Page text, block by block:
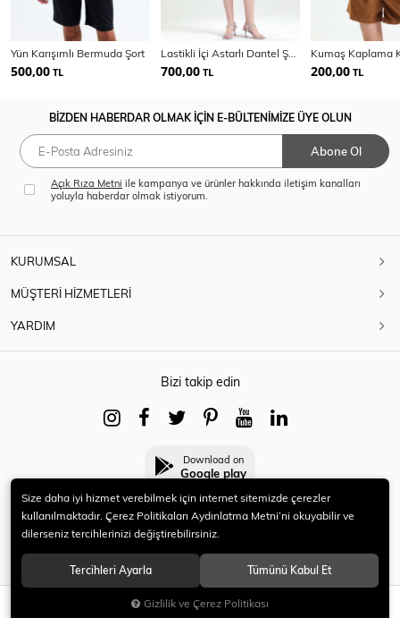
SEPETE EKLE
Yün Karışımlı Bermuda Şort
500,00 TL 700,00 TL 200,00 TL
BİZDEN HABERDAR OLMAK İÇİN E-BÜLTENİMİZE ÜYE OLUN
Abone Ol
Açık Rıza Metni ile kampanya ve ürünler hakkında iletişim kanalları
yoluyla haberdar olmak istiyorum.
KURUMSAL
MÜŞTERİ HİZMETLERİ
YARDIM
Bizi takip edin
Download on
Google play
© 2021 HERYENİ. Tüm hakları saklıdır.
Size daha iyi hizmet verebilmek için internet sitemizde çerezler
kullanılmaktadır. Çerez Politikaları Aydınlatma Metni’ni okuyabilir ve
dilerseniz tercihlerinizi değiştirebilirsiniz.
Tercihleri Ayarla Tümünü Kabul Et
Gizlilik ve Çerez Politikası